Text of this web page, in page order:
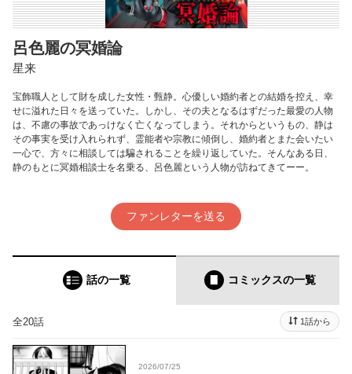
呂色麗の冥婚論
星来
宝飾職人として財を成した女性・甄静。心優しい婚約者との結婚を控え、幸
せに溢れた日々を送っていた。しかし、その夫となるはずだった最愛の人物
は、不慮の事故であっけなく亡くなってしまう。それからというもの、静は
その事実を受け入れられず、霊能者や宗教に傾倒し、婚約者とまた会いたい
一心で、方々に相談しては騙されることを繰り返していた。そんなある日、
静のもとに冥婚相談士を名乗る、呂色麗という人物が訪ねてきてーー。
ファンレターを送る
話の一覧 コミックスの一覧
全20話 1話から
2026/07/25